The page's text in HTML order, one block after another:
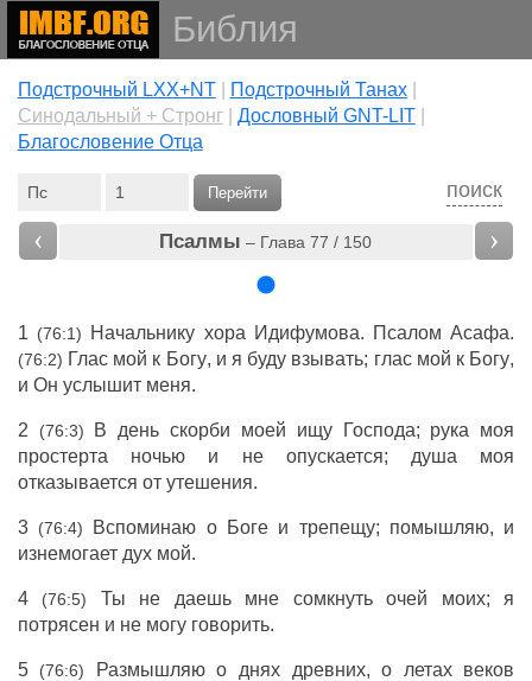
Библия
Подстрочный LXX+NT| Подстрочный Танах|
Cинодальный + Стронг| Дословный GNT-LIT|
Благословение Отца
поиск
Перейти
‹ Псалмы – Глава 77 / 150 ›
1 (76:1) Начальнику хора Идифумова. Псалом Асафа.
(76:2) Гласмой к Богу, и я буду взывать; гласмой к Богу,
и Он услышитменя.
2 (76:3) В день скорби моей ищу Господа; рука моя
простерта
ночьюи не опускается; душа моя
отказывается от утешения.
3 (76:4) Вспоминаю о Боге и трепещу; помышляю, и
изнемогает духмой.
4 (76:5) Ты не даешьмне сомкнуть очей моих; я
потрясен и не могу говорить.
5 (76:6) Размышляюо днях древних, о летах
веков